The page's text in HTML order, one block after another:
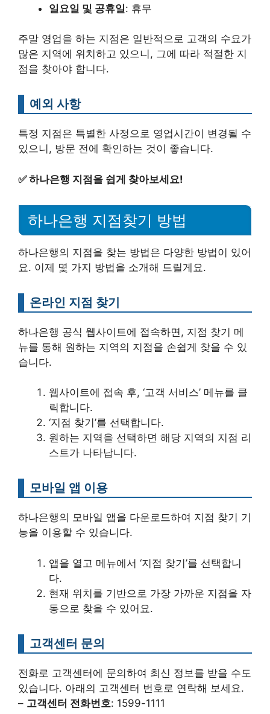
일요일 및 공휴일: 휴무
주말 영업을 하는 지점은 일반적으로 고객의 수요가
많은 지역에 위치하고 있으니, 그에 따라 적절한 지
점을 찾아야 합니다.
예외 사항
특정 지점은 특별한 사정으로 영업시간이 변경될 수
있으니, 방문 전에 확인하는 것이 좋습니다.
✅하나은행 지점을 쉽게 찾아보세요!
하나은행 지점찾기 방법
하나은행의 지점을 찾는 방법은 다양한 방법이 있어
요. 이제 몇 가지 방법을 소개해 드릴게요.
온라인 지점 찾기
하나은행 공식 웹사이트에 접속하면, 지점 찾기 메
뉴를 통해 원하는 지역의 지점을 손쉽게 찾을 수 있
습니다.
웹사이트에 접속 후, ‘고객 서비스’ 메뉴를 클
릭합니다.
‘지점 찾기’를 선택합니다.
원하는 지역을 선택하면 해당 지역의 지점 리
스트가 나타납니다.
모바일 앱 이용
하나은행의 모바일 앱을 다운로드하여 지점 찾기 기
능을 이용할 수 있습니다.
앱을 열고 메뉴에서 ‘지점 찾기’를 선택합니
다.
현재 위치를 기반으로 가장 가까운 지점을 자
동으로 찾을 수 있어요.
고객센터 문의
전화로 고객센터에 문의하여 최신 정보를 받을 수도
있습니다. 아래의 고객센터 번호로 연락해 보세요.
– 고객센터 전화번호: 1599-1111